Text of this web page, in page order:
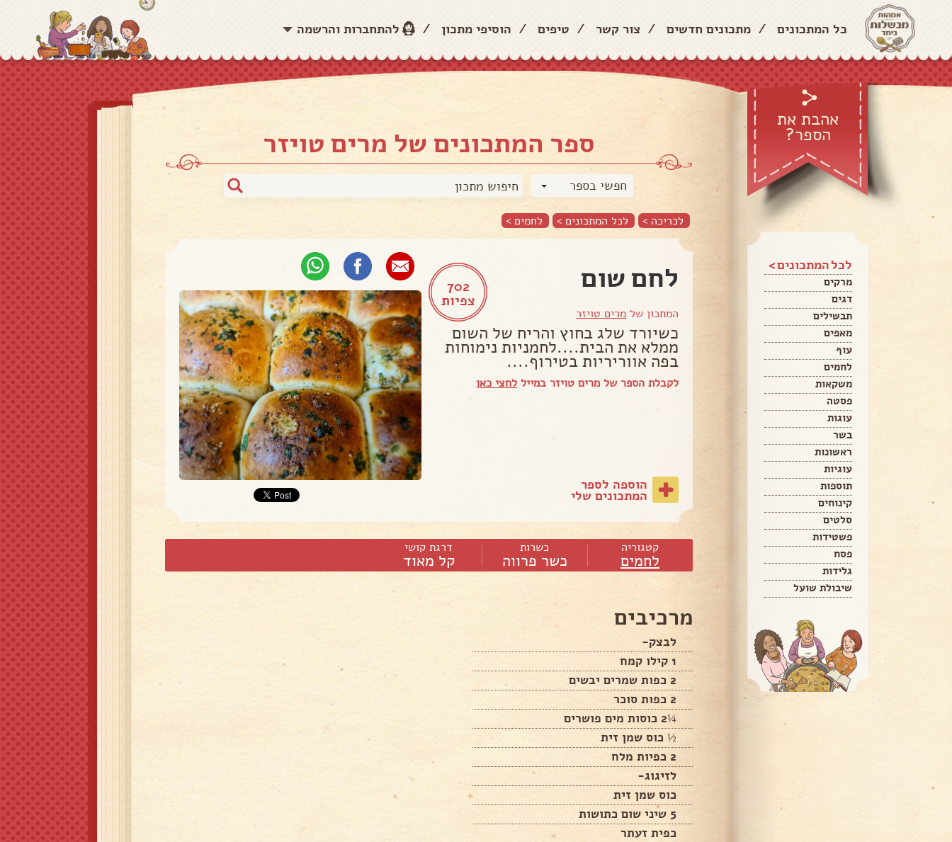
כל המתכונים / מתכונים חדשים / צור קשר / טיפים / הוסיפי מתכון / להתחברות והרשמה
אהבת את
הספר?
לכל המתכונים >
מרקים
דגים
תבשילים
מאפים
עוף
לחמים
משקאות
פסטה
עוגות
בשר
ראשונות
עוגיות
תוספות
קינוחים
סלטים
פשטידות
פסח
גלידות
שיבולת שועל
ספר המתכונים של מרים טויזר
חפשי בספר
לכריכה > לכל המתכונים > לחמים >
702
צפיות
לחם שום
המתכון של מרים טויזר
כשיורד שלג בחוץ והריח של השום
ממלא את הבית....לחמניות נימוחות
בפה אווריריות בטירוף....
לקבלת הספר של מרים טויזר במייל לחצי כאן
הוספה לספר
המתכונים שלי
קטגוריה
לחמים
כשרות
כשר פרווה
דרגת קושי
קל מאוד
מרכיבים
לבצק-
1 קילו קמח
2 כפות שמרים יבשים
2 כפות סוכר
¼2 כוסות מים פושרים
½ כוס שמן זית
2 כפיות מלח
לזיגוג-
כוס שמן זית
5 שיני שום כתושות
כפית זעתר